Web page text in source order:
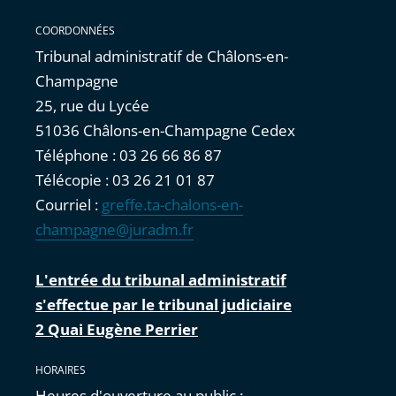
COORDONNÉES
Tribunal administratif de Châlons-en-
Champagne
25, rue du Lycée
51036 Châlons-en-Champagne Cedex
Téléphone : 03 26 66 86 87
Télécopie : 03 26 21 01 87
Courriel : greffe.ta-chalons-en-
champagne@juradm.fr
L'entrée du tribunal administratif
s'effectue par le tribunal judiciaire
2 Quai Eugène Perrier
HORAIRES